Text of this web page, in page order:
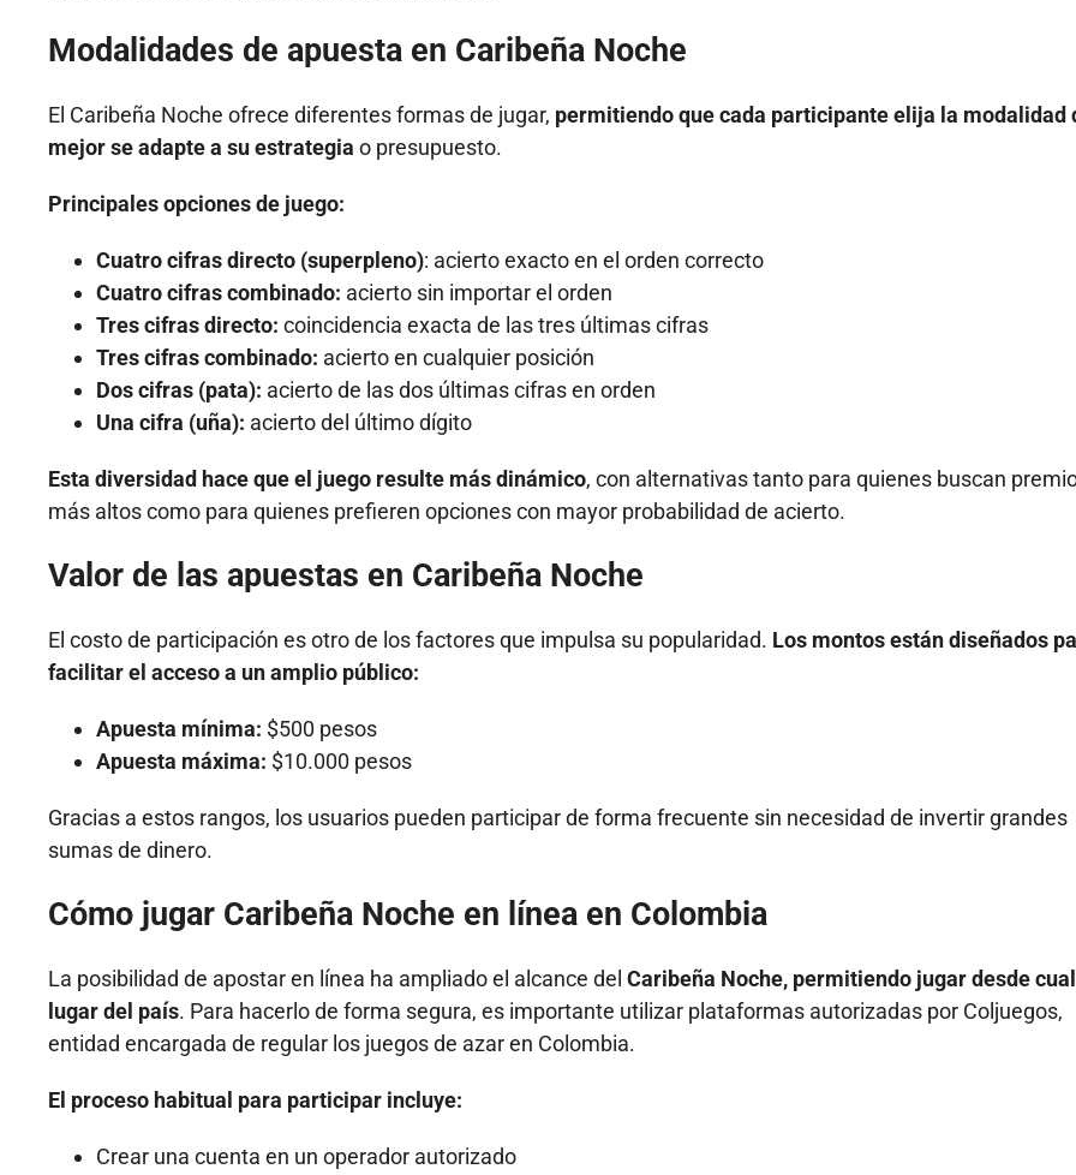
Modalidades de apuesta en Caribeña Noche
El Caribeña Noche ofrece diferentes formas de jugar, permitiendo que cada participante elija la modalidad
mejor se adapte a su estrategia o presupuesto.
Principales opciones de juego:
Cuatro cifras directo (superpleno): acierto exacto en el orden correcto
Cuatro cifras combinado: acierto sin importar el orden
Tres cifras directo: coincidencia exacta de las tres últimas cifras
Tres cifras combinado: acierto en cualquier posición
Dos cifras (pata): acierto de las dos últimas cifras en orden
Una cifra (uña): acierto del último dígito
Esta diversidad hace que el juego resulte más dinámico, con alternativas tanto para quienes buscan
más altos como para quienes prefieren opciones con mayor probabilidad de acierto.
Valor de las apuestas en Caribeña Noche
El costo de participación es otro de los factores que impulsa su popularidad. Los montos están diseñados
facilitar el acceso a un amplio público:
Apuesta mínima: $500 pesos
Apuesta máxima: $10.000 pesos
Gracias a estos rangos, los usuarios pueden participar de forma frecuente sin necesidad de invertir grandes
sumas de dinero.
Cómo jugar Caribeña Noche en línea en Colombia
La posibilidad de apostar en línea ha ampliado el alcance del Caribeña Noche, permitiendo jugar desde
lugar del país. Para hacerlo de forma segura, es importante utilizar plataformas autorizadas por Coljuegos,
entidad encargada de regular los juegos de azar en Colombia.
El proceso habitual para participar incluye:
Crear una cuenta en un operador autorizado